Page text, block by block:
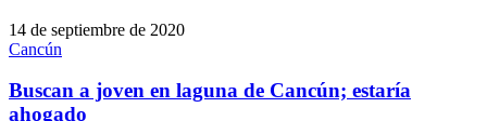
14 de septiembre de 2020
Cancún
Buscan a joven en laguna de Cancún; estaría
ahogado